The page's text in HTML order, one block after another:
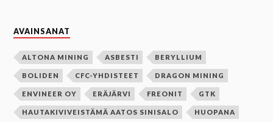
AVAINSANAT
ALTONA MINING ASBESTI BERYLLIUM
BOLIDEN CFC-YHDISTEET DRAGON MINING
ENVINEER OY ERÄJÄRVI FREONIT GTK
HAUTAKIVIVEISTÄMÄ AATOS SINISALO HUOPANA